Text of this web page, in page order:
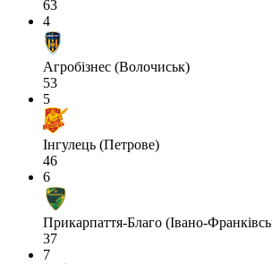
63
4
Агробізнес (Волочиськ)
53
5
Інгулець (Петрове)
46
6
Прикарпаття-Благо (Івано-
37
7